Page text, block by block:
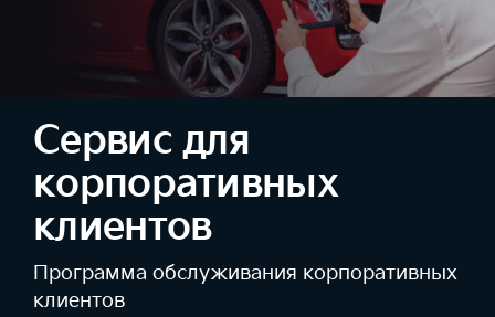
Сервис для
корпоративных
клиентов
Программа обслуживания корпоративных
клиентов